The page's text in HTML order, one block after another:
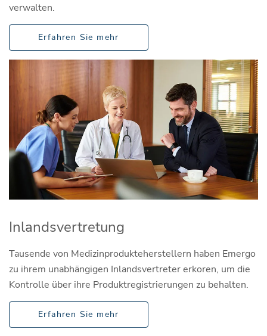
verwalten.
Erfahren Sie mehr
Inlandsvertretung
Tausende von Medizinprodukteherstellern haben Emergo
zu ihrem unabhängigen Inlandsvertreter erkoren, um die
Kontrolle über ihre Produktregistrierungen zu behalten.
Erfahren Sie mehr